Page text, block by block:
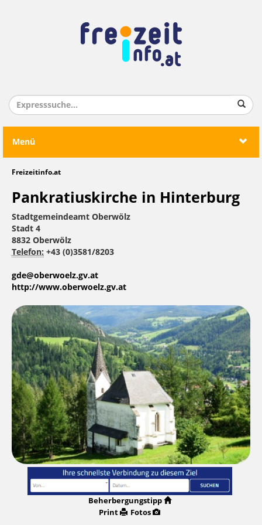
Menü
Freizeitinfo.at
Pankratiuskirche in Hinterburg
Stadtgemeindeamt Oberwölz
Stadt 4
8832 Oberwölz
Telefon: +43 (0)3581/8203
gde@oberwoelz.gv.at
http://www.oberwoelz.gv.at
Beherbergungstipp
Print
Fotos